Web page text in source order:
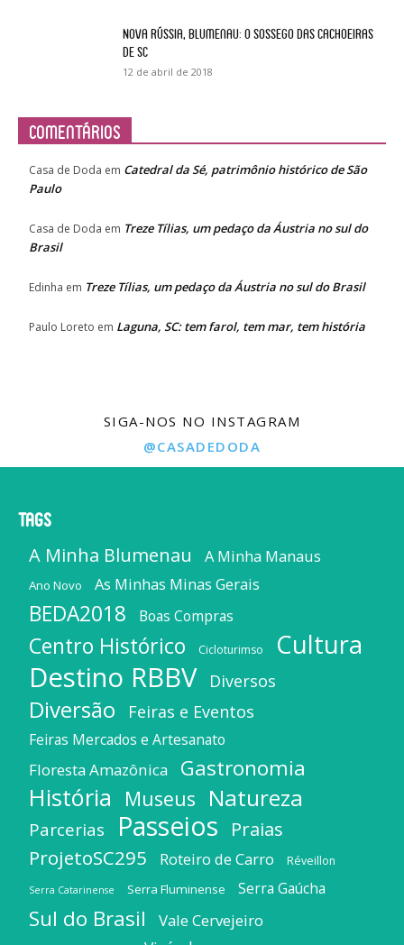
Nova Rússia, Blumenau: o sossego das cachoeiras
de SC
12 de abril de 2018
Comentários
Casa de Doda em Catedral da Sé, patrimônio histórico de São
Paulo
Casa de Doda em Treze Tílias, um pedaço da Áustria no sul do
Brasil
Edinha em Treze Tílias, um pedaço da Áustria no sul do Brasil
Paulo Loreto em Laguna, SC: tem farol, tem mar, tem história
SIGA-NOS NO INSTAGRAM
@CASADEDODA
Tags
A Minha Blumenau A Minha Manaus
Ano Novo As Minhas Minas Gerais
BEDA2018 Boas Compras
Centro Histórico Cicloturimso Cultura
Destino RBBV Diversos
Diversão Feiras e Eventos
Feiras Mercados e Artesanato
Floresta Amazônica Gastronomia
História Museus Natureza
Parcerias Passeios
Praias
ProjetoSC295
Roteiro de Carro Réveillon
Serra Catarinense Serra Fluminense Serra Gaúcha
Sul do Brasil Vale Cervejeiro